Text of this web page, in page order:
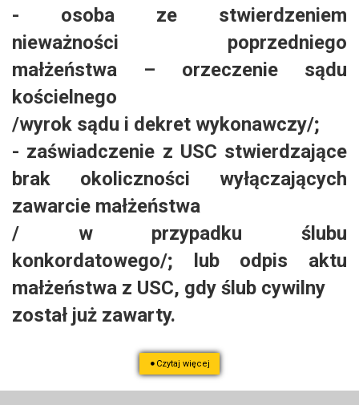
- osoba ze stwierdzeniem
nieważności poprzedniego
małżeństwa – orzeczenie sądu
kościelnego
/wyrok sądu i dekret wykonawczy/;
- zaświadczenie z USC stwierdzające
brak okoliczności wyłączających
zawarcie małżeństwa
/ w przypadku ślubu
konkordatowego/; lub odpis aktu
małżeństwa z USC, gdy ślub cywilny
został już zawarty.
Czytaj więcej